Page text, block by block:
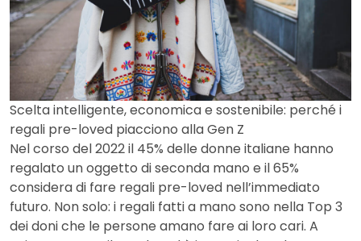
Scelta intelligente, economica e sostenibile: perché i
regali pre-loved piacciono alla Gen Z
Nel corso del 2022 il 45% delle donne italiane hanno
regalato un oggetto di seconda mano e il 65%
considera di fare regali pre-loved nell’immediato
futuro. Non solo: i regali fatti a mano sono nella Top 3
dei doni che le persone amano fare ai loro cari. A